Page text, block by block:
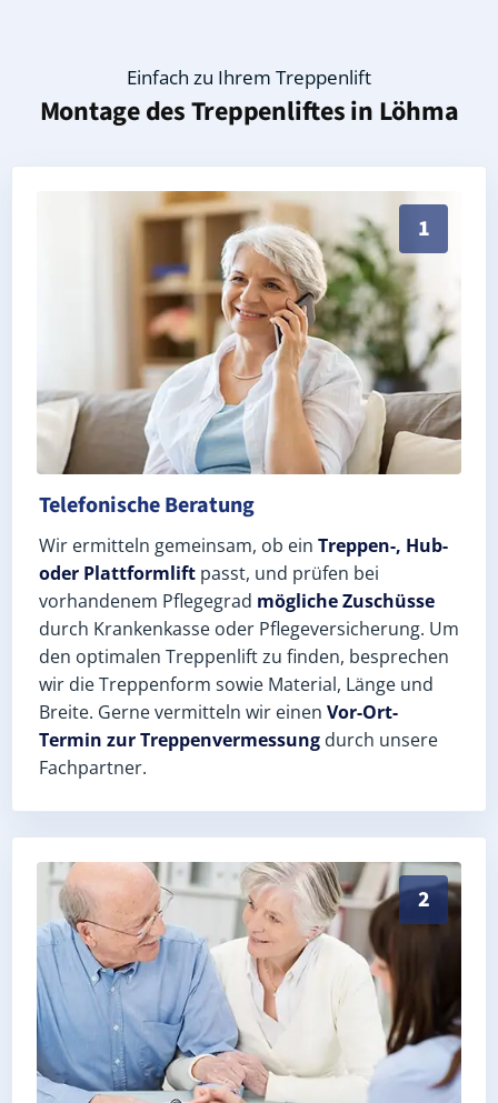
Einfach zu Ihrem Treppenlift
Montage des Treppenliftes in Löhma
1
Persönliche Treppenlift-Beratung in Löhma 07907
Telefonische Beratung
Wir ermitteln gemeinsam, ob ein Treppen-, Hub-
oder Plattformlift passt, und prüfen bei
vorhandenem Pflegegrad mögliche Zuschüsse
durch Krankenkasse oder Pflegeversicherung. Um
den optimalen Treppenlift zu finden, besprechen
wir die Treppenform sowie Material, Länge und
Breite. Gerne vermitteln wir einen Vor-Ort-
Termin zur Treppenvermessung durch unsere
Fachpartner.
2
Exaktes Aufmaß in Löhma (Saale-Orla-Kreis) –